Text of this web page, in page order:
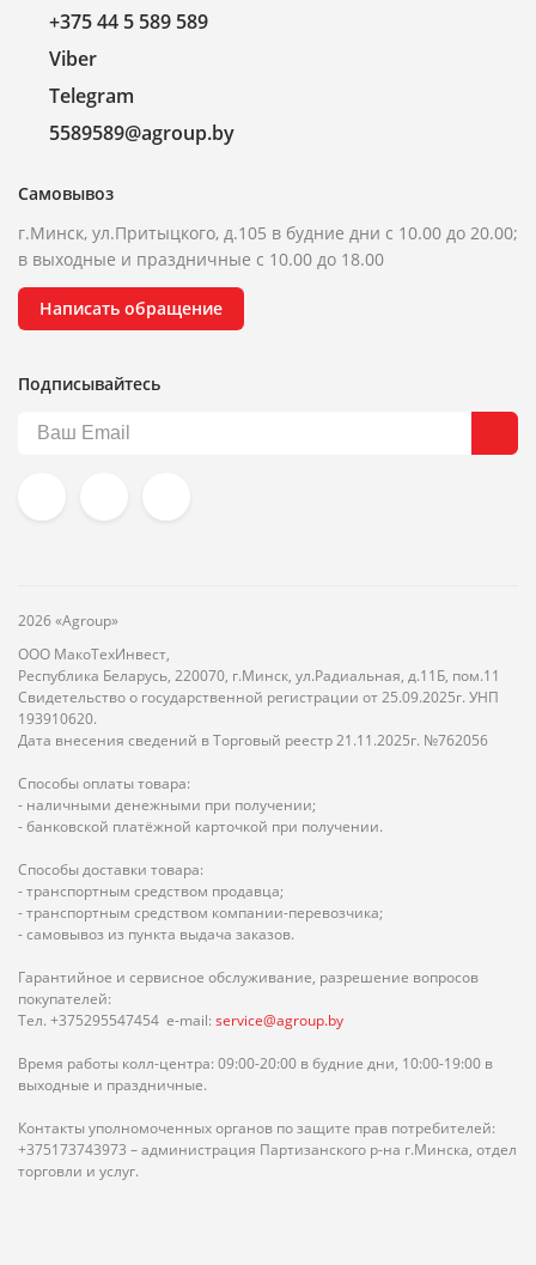
+375 44 5 589 589
Viber
Telegram
5589589@agroup.by
Самовывоз
г.Минск, ул.Притыцкого, д.105 в будние дни с 10.00 до 20.00;
в выходные и праздничные с 10.00 до 18.00
Написать обращение
Подписывайтесь
2026 «Agroup»
ООО МакоТехИнвест,
Республика Беларусь, 220070, г.Минск, ул.Радиальная, д.11Б, пом.11
Свидетельство о государственной регистрации от 25.09.2025г. УНП
193910620.
Дата внесения сведений в Торговый реестр 21.11.2025г. №762056
Способы оплаты товара:
- наличными денежными при получении;
- банковской платёжной карточкой при получении.
Способы доставки товара:
- транспортным средством продавца;
- транспортным средством компании-перевозчика;
- самовывоз из пункта выдача заказов.
Гарантийное и сервисное обслуживание, разрешение вопросов
покупателей:
Тел. +375295547454 e-mail: service@agroup.by
Время работы колл-центра: 09:00-20:00 в будние дни, 10:00-19:00 в
выходные и праздничные.
Контакты уполномоченных органов по защите прав потребителей:
+375173743973 – администрация Партизанского р-на г.Минска, отдел
торговли и услуг.